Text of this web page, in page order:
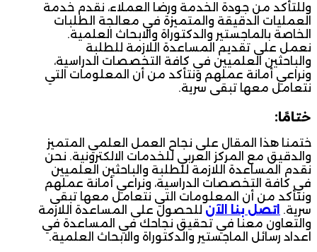
وللتأكد من جودة الخدمة ورضا العملاء، نقدم خدمة
العمليات الدقيقة والمتميزة في معالجة الطلبات
الخاصة بالماجستير والدكتوراة والابحاث العلمية.
نعمل على تقديم المساعدة اللازمة للطلبة
والباحثين العلميين في كافة التخصصات الدراسية،
ونراعي أمانة عملهم ونتأكد من أن المعلومات التي
نتعامل معها تبقى سرية.
ختامًا:
ختمنا هذا المقال على نجاح العمل العلمي المتميز
والدقيق مع المركز العربي للخدمات الالكترونية. نحن
نقدم المساعدة اللازمة للطلبة والباحثين العلميين
في كافة التخصصات الدراسية، ونراعي أمانة عملهم
ونتأكد من أن المعلومات التي نتعامل معها تبقى
سرية. اتصل بنا الآن للحصول على المساعدة اللازمة
والتعاون معنا في تحقيق نجاحك في المساعدة في
اعداد رسائل الماجستير والدكتوراة والابحاث العلمية.